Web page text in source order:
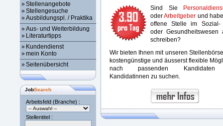
»Stellenangebote
»Stellengesuche
»Ausbildungspl. / Praktika
»Aus- und Weiterbildung
» Literaturtipps
» Kundendienst
»mein Konto
»Seitenübersicht
JobSearch
Arbeitsfeld (Branche) :
Stellentitel :
Sind Sie
oderArbeitgeber und
offene Stelle im
oder Gesundheitswesen
schreiben?
Wir bieten Ihnen mit unseren
kostengünstige und äusserst flexible
nach passenden
Kandidatinnen zu suchen.